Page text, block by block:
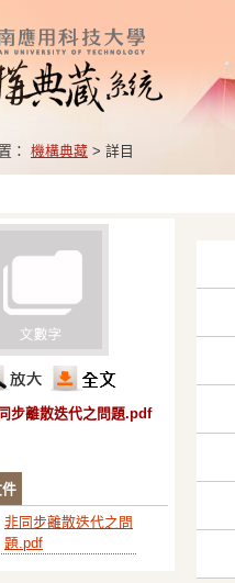
： 機構典藏 > 詳目
步離散迭代之問題.pdf
非同步離散迭代之問
題.pdf